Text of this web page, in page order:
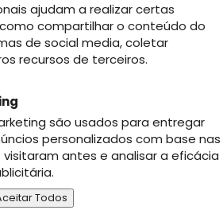
ajudam a realizar certas
compartilhar o conteúdo do
de social media, coletar
recursos de terceiros.
são usados para entregar
personalizados com base nas
antes e analisar a eficácia
Todos